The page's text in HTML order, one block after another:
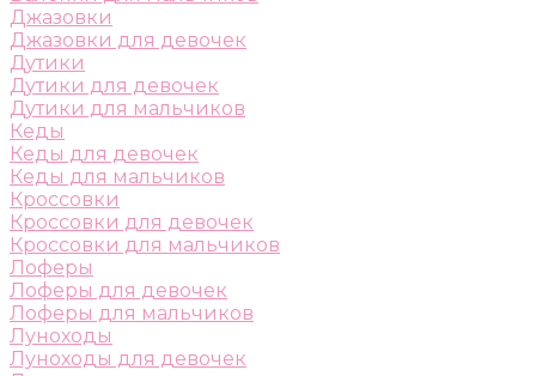
Джазовки
Джазовки для девочек
Дутики
Дутики для девочек
Дутики для мальчиков
Кеды
Кеды для девочек
Кеды для мальчиков
Кроссовки
Кроссовки для девочек
Кроссовки для мальчиков
Лоферы
Лоферы для девочек
Лоферы для мальчиков
Луноходы
Луноходы для девочек